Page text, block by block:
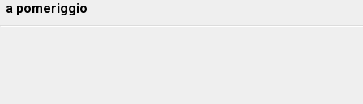
a pomeriggio